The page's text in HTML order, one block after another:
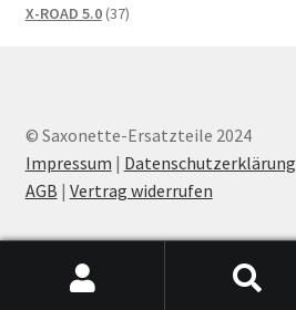
X-ROAD 5.0 3737
© Saxonette-Ersatzteile 2024
Impressum | Datenschutzerklärung
AGB | Vertrag widerrufen
Products